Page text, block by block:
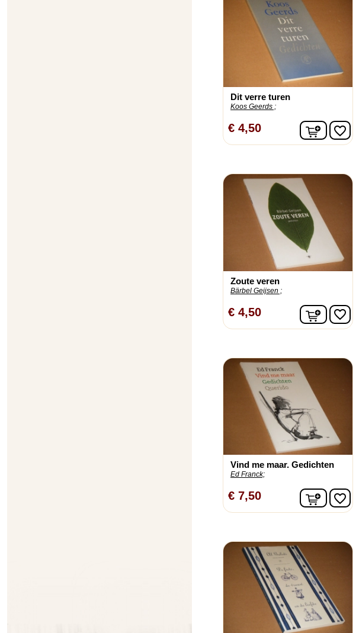
Dit verre turen
Koos Geerds ;
€ 4,50 Infavorite_border
Zoute veren
Bärbel Geijsen ;
€ 4,50 Infavorite_border
Vind me maar. Gedichten
Ed Franck;
€ 7,50 Infavorite_border